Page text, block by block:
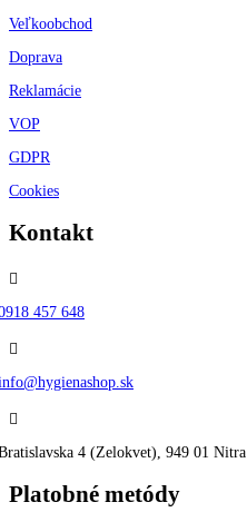
Veľkoobchod
Doprava
Reklamácie
VOP
GDPR
Cookies
Kontakt

457 648


4 (Zelokvet), 949 01 Nitra
Platobné metódy